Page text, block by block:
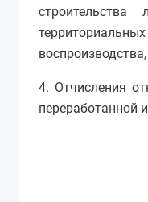
строительства
4. Отчисления
переработанной